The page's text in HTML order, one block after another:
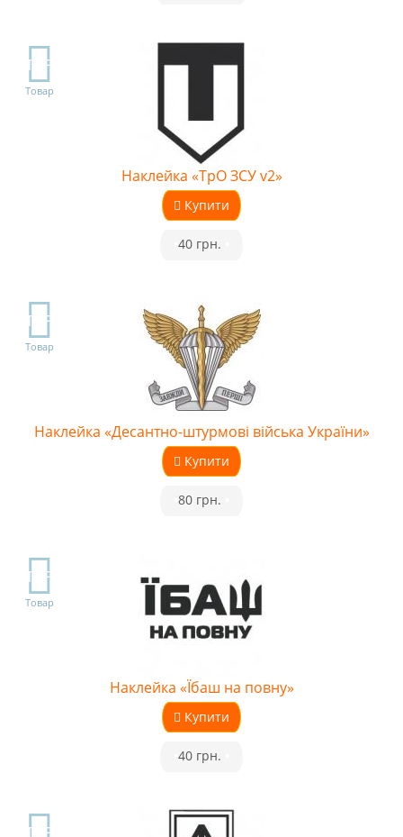
TOP
Товар
Наклейка «ТрО ЗСУ v2»
Купити
40 грн.
TOP
Товар
Наклейка «Десантно-штурмові війська України»
Купити
80 грн.
TOP
Товар
Наклейка «Їбаш на повну»
Купити
40 грн.
TOP